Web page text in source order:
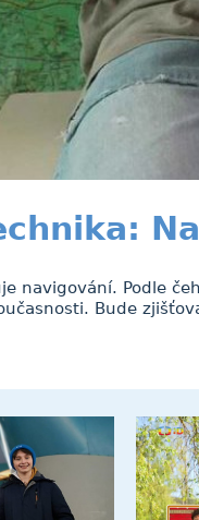
navigování. Podle
Bude